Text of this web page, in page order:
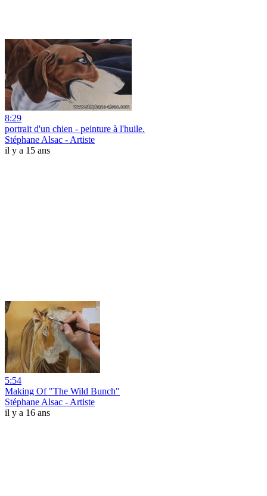
8:29
portrait d'un chien - peinture à l'huile.
Stéphane Alsac - Artiste
il y a 15 ans
5:54
Making Of "The Wild Bunch"
Stéphane Alsac - Artiste
il y a 16 ans